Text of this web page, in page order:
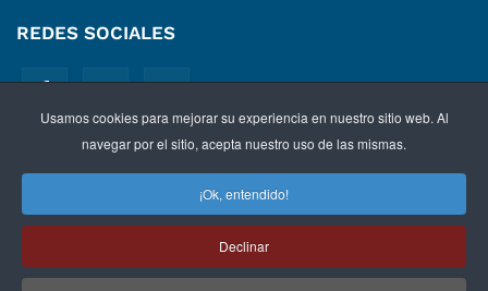
Usamos cookies para mejorar su experiencia en nuestro sitio web. Al
navegar por el sitio, acepta nuestro uso de las mismas.
¡Ok, entendido!
Declinar
REDES SOCIALES
©2026 EXECUTIVE EXCELLENCE.Managementpara